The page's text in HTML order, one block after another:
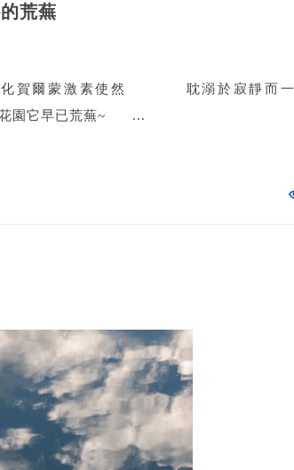
荒蕪
化賀爾蒙激素使然 耽溺於寂靜而一
已荒蕪~ ...